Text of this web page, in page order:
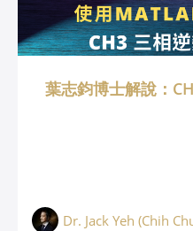
葉志鈞博士解說：